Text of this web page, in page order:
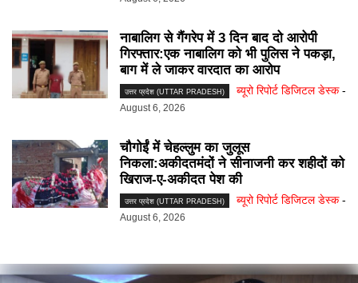
नाबालिग से गैंगरेप में 3 दिन बाद दो आरोपी
गिरफ्तार:एक नाबालिग को भी पुलिस ने पकड़ा,
बाग में ले जाकर वारदात का आरोप
उत्तर प्रदेश (UTTAR PRADESH) ब्यूरो रिपोर्ट डिजिटल डेस्क -
August 6, 2026
चौगोईं में चेहल्लुम का जुलूस
निकला:अकीदतमंदों ने सीनाजनी कर शहीदों को
खिराज-ए-अकीदत पेश की
उत्तर प्रदेश (UTTAR PRADESH) ब्यूरो रिपोर्ट डिजिटल डेस्क -
August 6, 2026